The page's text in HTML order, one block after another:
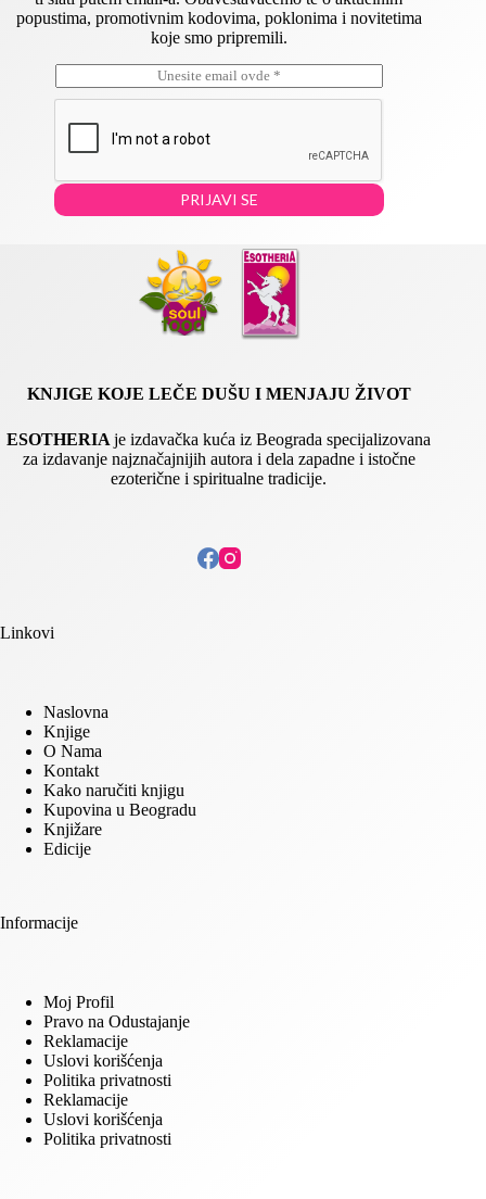
popustima, promotivnim kodovima, poklonima i novitetima
koje smo pripremili.
E
*
m
PRIJAVI SE
KNJIGE KOJE LEČE DUŠU I MENJAJU ŽIVOT
ESOTHERIAje izdavačka kuća iz Beograda specijalizovana
za izdavanje najznačajnijih autora i dela zapadne i istočne
ezoterične i spiritualne tradicije.
Linkovi
Naslovna
Knjige
O Nama
Kontakt
Kako naručiti knjigu
Kupovina u Beogradu
Knjižare
Edicije
Informacije
Moj Profil
Pravo na Odustajanje
Reklamacije
Uslovi korišćenja
Politika privatnosti
Reklamacije
Uslovi korišćenja
Politika privatnosti